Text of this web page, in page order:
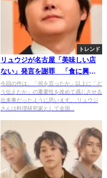
トレンド
リュウジが名古屋「美味しい店
ない」発言を謝罪 「食に興味
ない人多そう」投稿の真意を釈
明し波紋広がる
今回の件は、「何を言ったか」以上に「ど
う伝えたか」の重要性を改めて感じさせる
出来事だったように思います。 リュウジ
さんは料理研究家として全国...